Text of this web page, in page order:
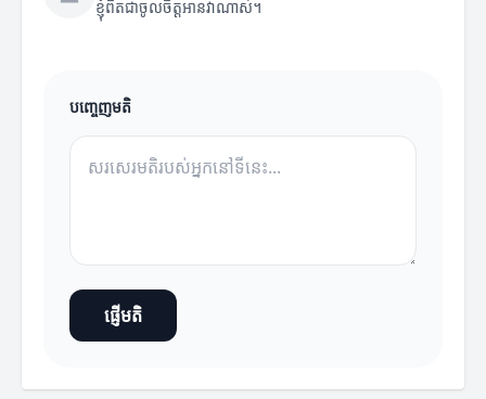
ខ្ញុំពិតជាចូលចិត្តអានវាណាស់។
បញ្ចេញមតិ
ផ្ញើមតិ